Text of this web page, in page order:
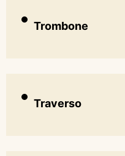
Trombone
Traverso